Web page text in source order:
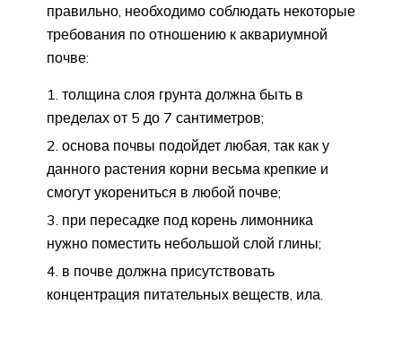
правильно, необходимо соблюдать некоторые
требования по отношению к аквариумной
почве:
толщина слоя грунта должна быть в
пределах от 5 до 7 сантиметров;
основа почвы подойдет любая, так как у
данного растения корни весьма крепкие и
смогут укорениться в любой почве;
при пересадке под корень лимонника
нужно поместить небольшой слой глины;
в почве должна присутствовать
концентрация питательных веществ, ила.